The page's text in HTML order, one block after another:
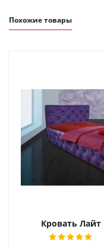
Похожие товары
Кровать Лайт